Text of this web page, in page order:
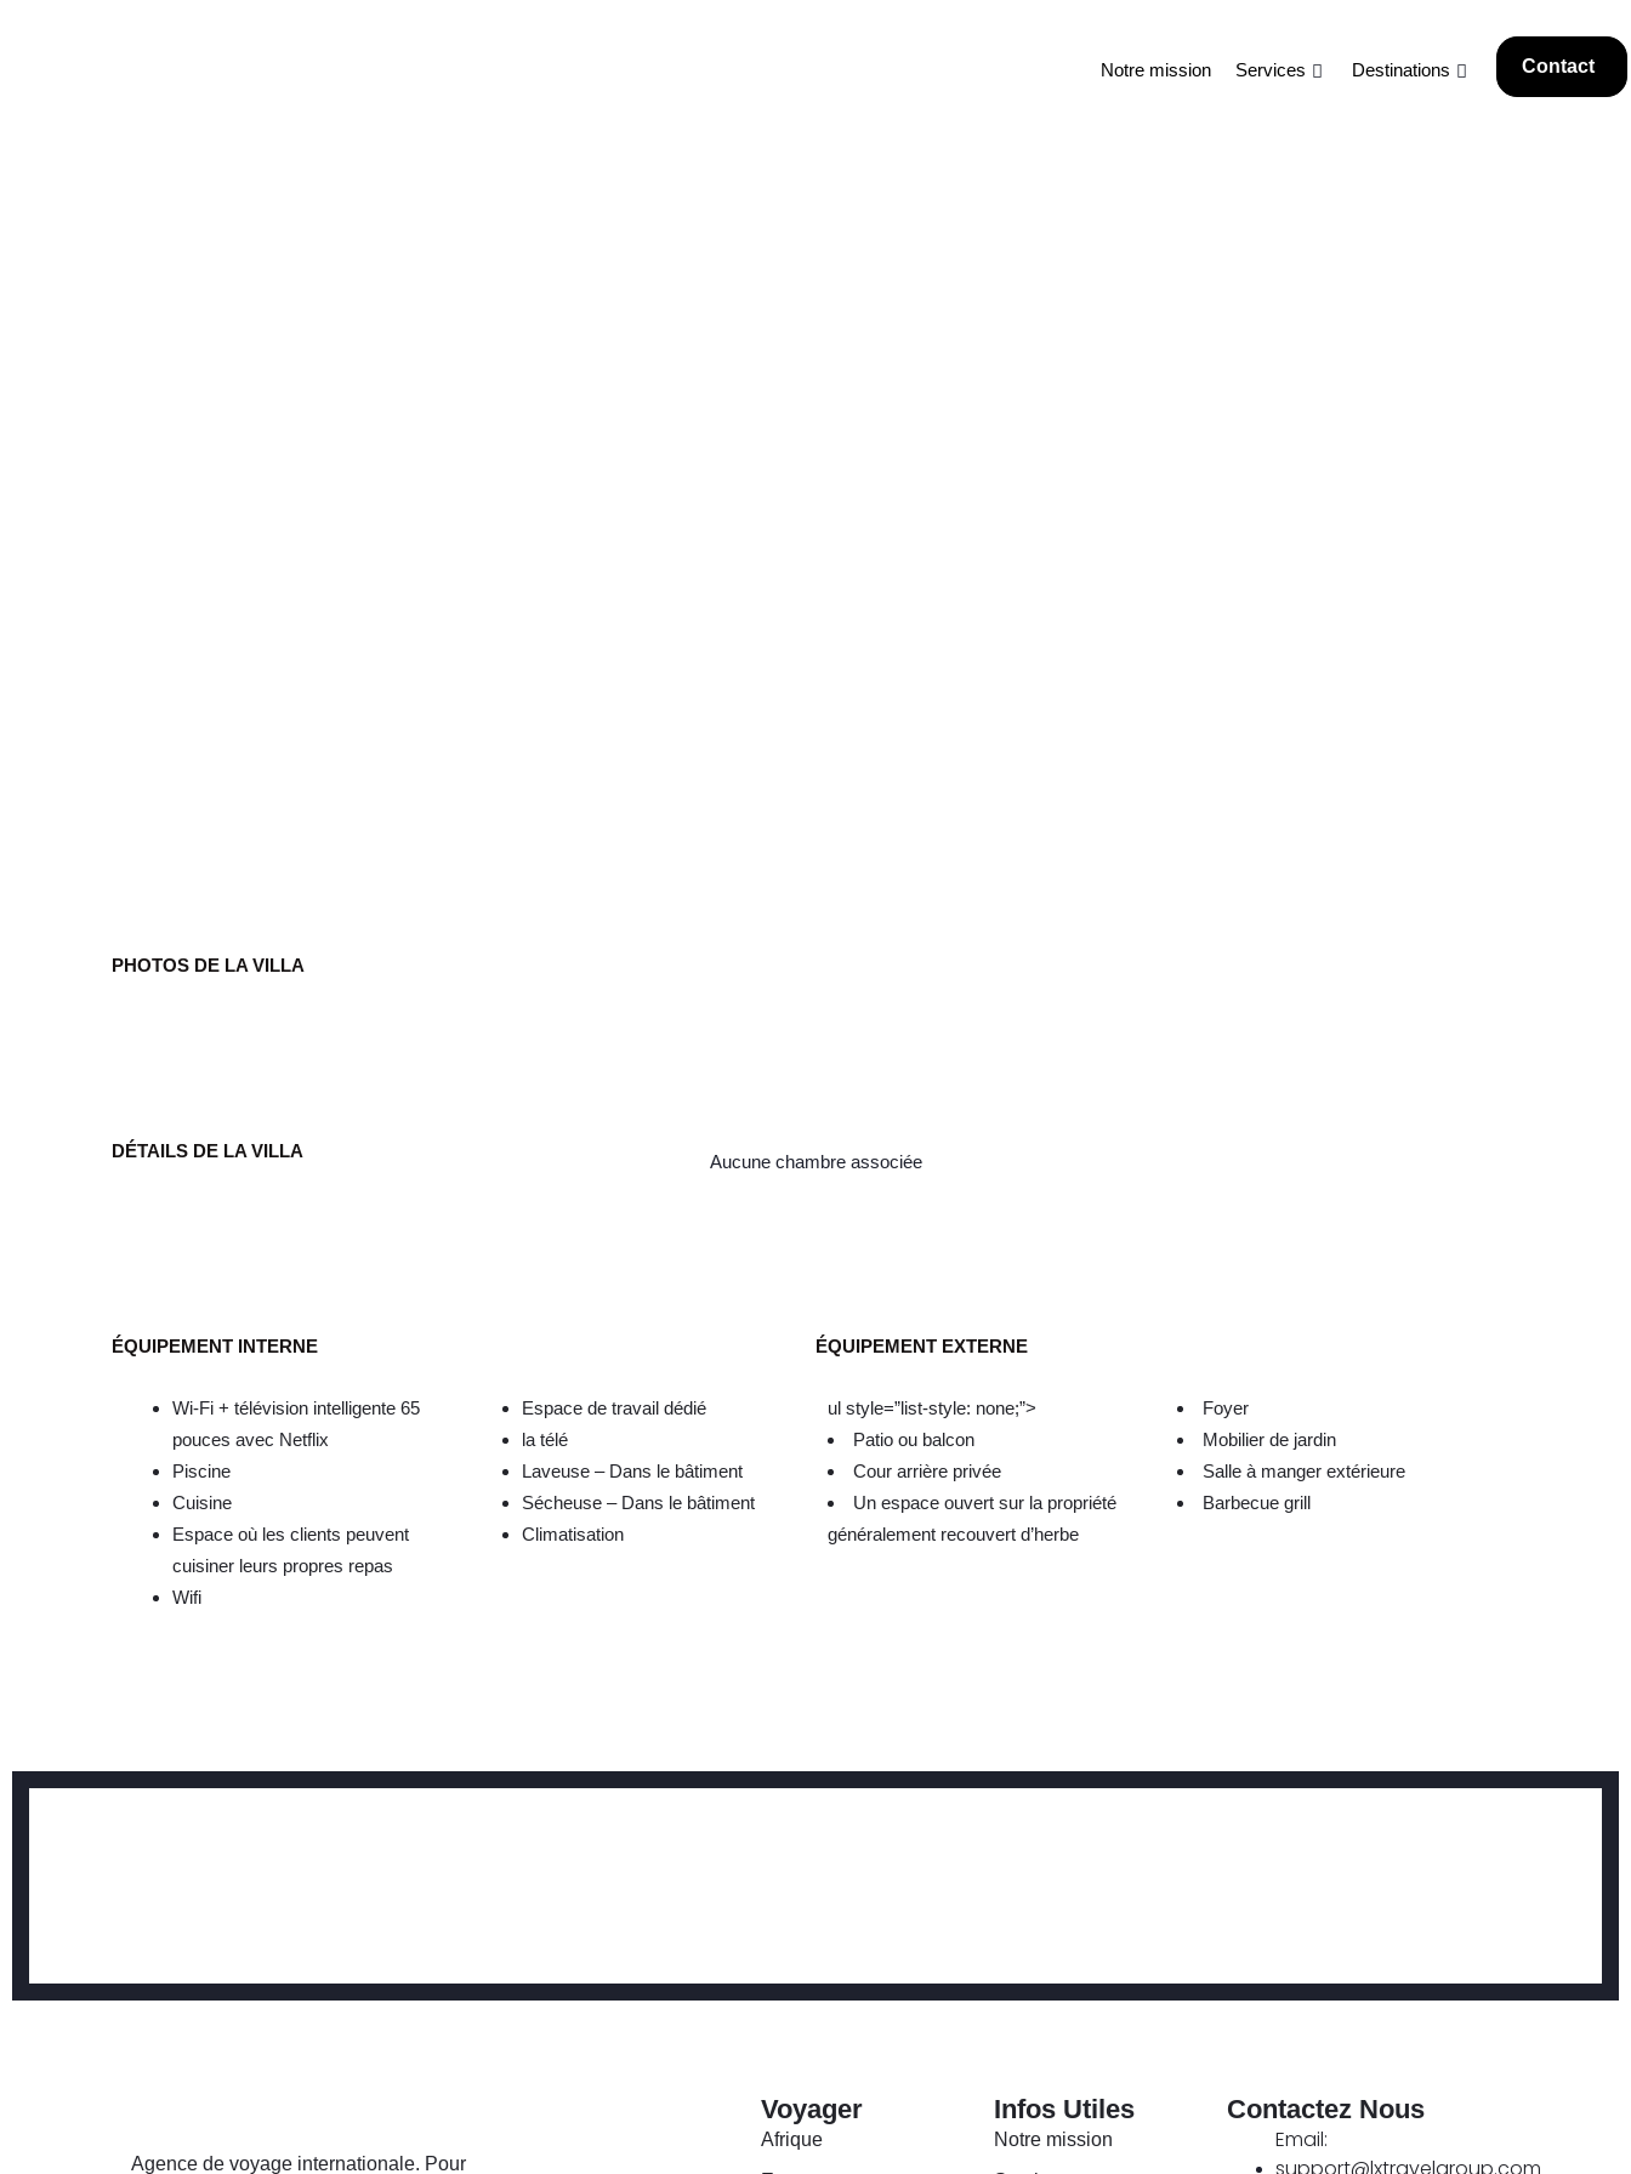
Notre mission Services Destinations Contact
PHOTOS DE LA VILLA
DÉTAILS DE LA VILLA
Aucune chambre associée
ÉQUIPEMENT INTERNE
Wi-Fi + télévision intelligente 65
pouces avec Netflix
Piscine
Cuisine
Espace où les clients peuvent
cuisiner leurs propres repas
Wifi
Espace de travail dédié
la télé
Laveuse – Dans le bâtiment
Sécheuse – Dans le bâtiment
Climatisation
ÉQUIPEMENT EXTERNE
ul style=”list-style: none;”>
Patio ou balcon
Cour arrière privée
Un espace ouvert sur la propriété
généralement recouvert d’herbe
Foyer
Mobilier de jardin
Salle à manger extérieure
Barbecue grill
Agence de voyage internationale. Pour
Voyager
Afrique
Infos Utiles
Notre mission
Contactez Nous
Email: